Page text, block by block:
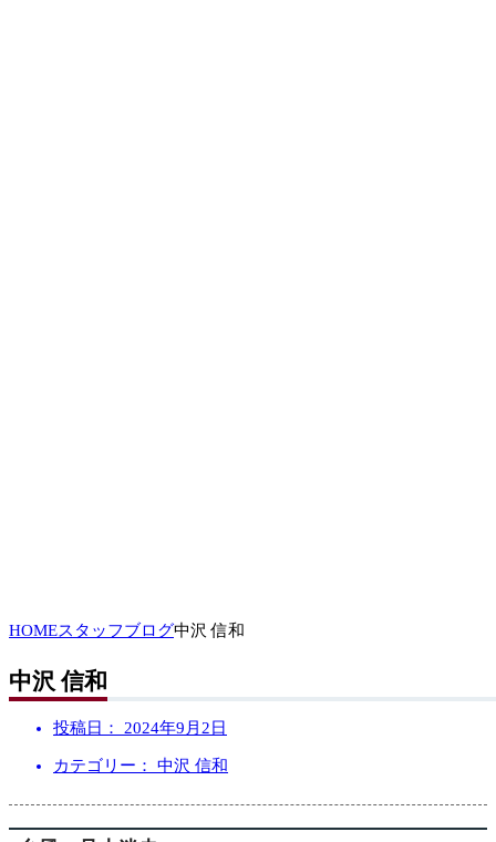
HOMEスタッフブログ中沢 信和
中沢 信和
投稿日： 2024年9月2日
カテゴリー： 中沢 信和